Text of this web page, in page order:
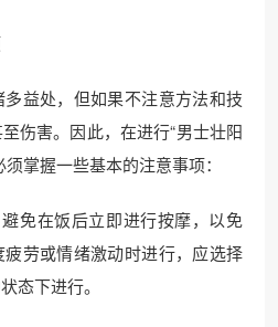
益处，但如果不注意方法和技
伤害。因此，在进行“男士壮阳
掌握一些基本的注意事项：
免在饭后立即进行按摩，以免
劳或情绪激动时进行，应选择
态下进行。